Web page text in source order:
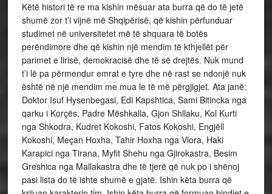
Këtë histori të re ma kishin mësuar ata burra që do të jetë
shumë zor t’i vijnë më Shqipërisë, që kishin përfunduar
studimet në universitetet më të shquara të botës
perëndimore dhe që kishin një mendim të kthjellët për
parimet e lirisë, demokracisë dhe të së drejtës. Nuk mund
t’i lë pa përmendur emrat e tyre dhe në rast se ndonjë nuk
është në një mendim me mua le të më përgjigjet. Ata janë:
Doktor Isuf Hysenbegasi, Edi Kapshtica, Sami Bitincka nga
qarku i Korçës, Padre Mëshkalla, Gjon Shllaku, Kol Kurti
nga Shkodra, Kudret Kokoshi, Fatos Kokoshi, Engjëll
Kokoshi, Meçan Hoxha, Tahir Hoxha nga Vlora, Haki
Karapici nga Tirana, Myfit Shehu nga Gjirokastra, Besim
Greshica nga Mallakastra dhe të tjerë që nuk po i shënoj
pasi lista do të ishte shumë e gjatë. Ishin këta burra që